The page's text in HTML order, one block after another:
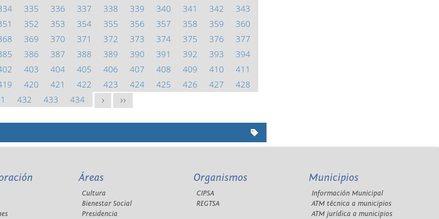
335 336 337 338 339 340 341 342
343
352 353 354 355 356 357 358 359
360
369 370 371 372 373 374 375 376
377
386 387 388 389 390 391 392 393
394
403 404 405 406 407 408 409 410
411
420 421 422 423 424 425 426 427
428
432 433 434 > >>
Áreas
Cultura
Bienestar Social
Presidencia
Organismos
CIPSA
REGTSA
Municipios
Información Municipal
ATM técnica a municipios
ATM jurídica a municipios